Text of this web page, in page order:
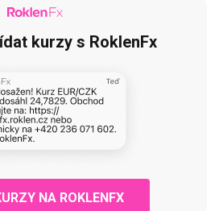
kurzy s RoklenFx
NA ROKLENFX